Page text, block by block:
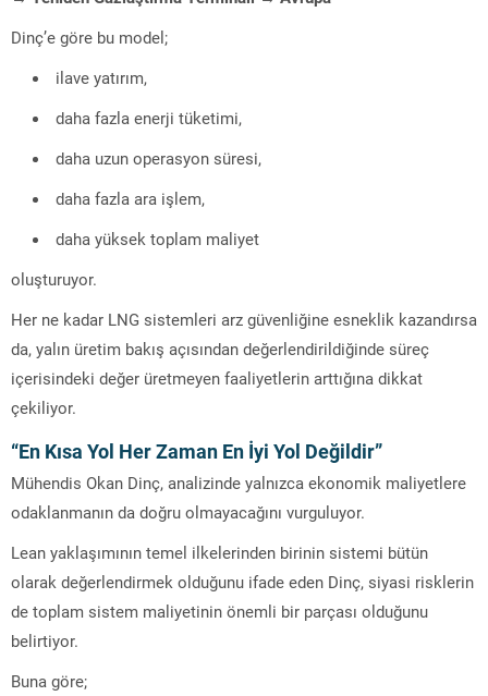
Dinç’e göre bu model;
ilave yatırım,
daha fazla enerji tüketimi,
daha uzun operasyon süresi,
daha fazla ara işlem,
daha yüksek toplam maliyet
oluşturuyor.
Her ne kadar LNG sistemleri arz güvenliğine esneklik kazandırsa
da, yalın üretim bakış açısından değerlendirildiğinde süreç
içerisindeki değer üretmeyen faaliyetlerin arttığına dikkat
çekiliyor.
“En Kısa Yol Her Zaman En İyi Yol Değildir”
Mühendis Okan Dinç, analizinde yalnızca ekonomik maliyetlere
odaklanmanın da doğru olmayacağını vurguluyor.
Lean yaklaşımının temel ilkelerinden birinin sistemi bütün
olarak değerlendirmek olduğunu ifade eden Dinç, siyasi risklerin
de toplam sistem maliyetinin önemli bir parçası olduğunu
belirtiyor.
Buna göre;